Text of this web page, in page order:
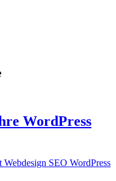
WordPress